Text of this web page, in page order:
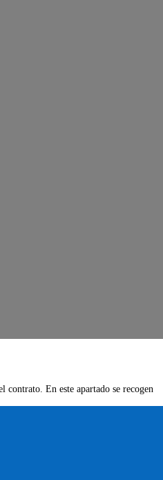
En este apartado se recogen